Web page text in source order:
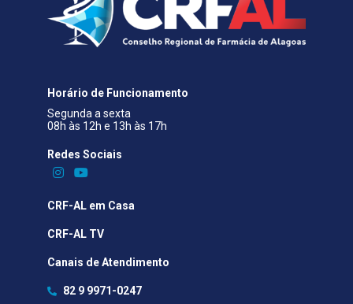
Horário de Funcionamento
Segunda a sexta
08h às 12h e 13h às 17h
Redes Sociais​
CRF-AL em Casa
CRF-AL TV
Canais de Atendimento
82 9 9971-0247